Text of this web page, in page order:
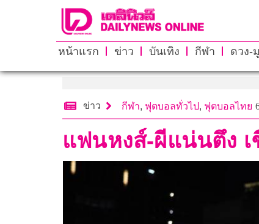
หน้าแรก ข่าว บันเทิง กีฬา ดวง-
ข่าว กีฬา, ฟุตบอลทั่วไป, ฟุตบอลไทย
แฟนหงส์-ผีแน่นตึง